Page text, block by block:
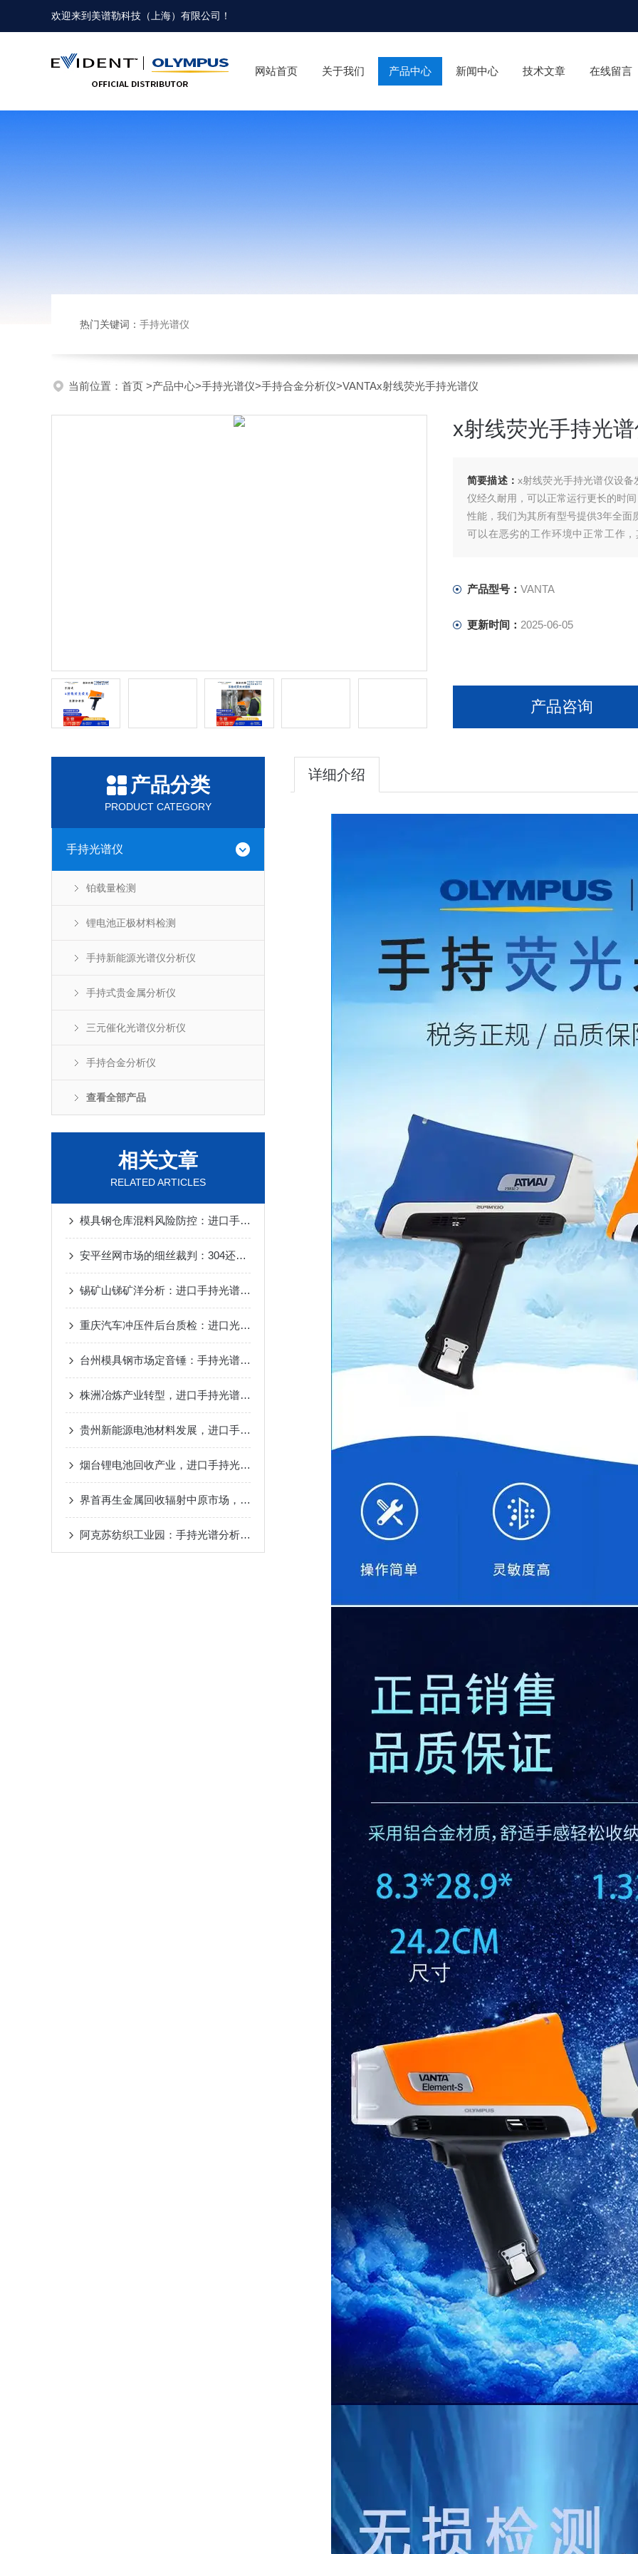
欢迎来到 美谱勒科技（上海）有限公司 ！
网站首页 关于我们 产品中心 新闻中心 技术文章 在线留言
热门关键词： 手持光谱仪
当前位置： 首页 >产品中心>手持光谱仪>手持合金分析仪>VANTAx射线荧光手持光谱仪
x射线荧光手持光
简要描述： x射线荧光手持光谱仪设备
仪经久耐用，可以正常运行更长的时
性能，我们为其所有型号提供3年全面
可以在恶劣的工作环境中正常工作
产品型号： VANTA
更新时间： 2025-06-05
产品咨询
产品分类
PRODUCT CATEGORY
手持光谱仪
铂载量检测
锂电池正极材料检测
手持新能源光谱仪分析仪
手持式贵金属分析仪
三元催化光谱仪分析仪
手持合金分析仪
查看全部产品
相关文章
RELATED ARTICLES
模具钢仓库混料风险防控：进口手持XRF对H13与Cr12MoV的快速甄别
安平丝网市场的细丝裁判：304还是316，进口手持分析仪连细丝也能测
锡矿山锑矿洋分析：进口手持光谱仪专治锑砷不分家的老毛病
重庆汽车冲压件后台质检：进口光谱仪为千吨冲模具钢建立成分档案
台州模具钢市场定音锤：手持光谱仪品牌千吨的废料与来料中精准判定价值？
株洲冶炼产业转型，进口手持光谱仪冶炼废渣重金属快速评估？
贵州新能源电池材料发展，进口手持光谱仪正极材料金属杂质管控？
烟台锂电池回收产业，进口手持光谱仪废旧电池正极材料价值评估？
界首再生金属回收辐射中原市场，进口手持光谱仪如何助力有色金属精准分类？
阿克苏纺织工业园：手持光谱分析枪查清纺机合金钢治好设备断轴停产毛病！
详细介绍